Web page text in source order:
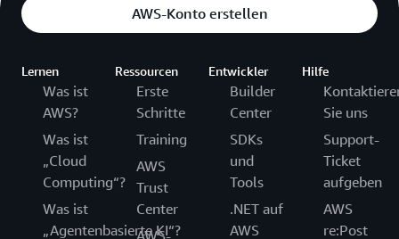
AWS-Konto erstellen
Lernen
Was ist
AWS?
Was ist
„Cloud
Computing“?
Was ist
„Agentenbasierte KI“?
Ressourcen
Erste
Schritte
Training
AWS
Trust
Center
AWS-
Entwickler
Builder
Center
SDKs
und
Tools
.NET auf
AWS
Hilfe
Sie uns
Support-
Ticket
aufgeben
AWS
re:Post